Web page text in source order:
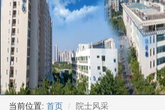
当前位置: 首页 院士风采